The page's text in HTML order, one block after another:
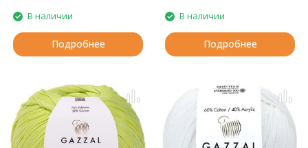
В наличии
Подробнее
В наличии
Подробнее